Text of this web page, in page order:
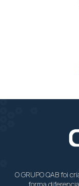
O GRUPO QAB foi
forma